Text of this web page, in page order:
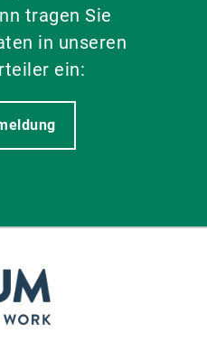
tragen Sie
in unseren
ein: